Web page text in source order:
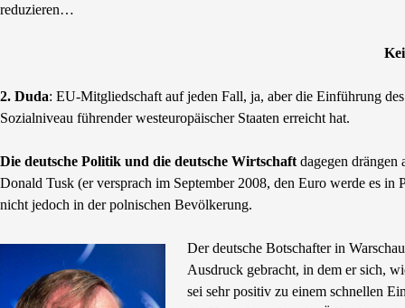
reduzieren…
2. Duda: EU-Mitgliedschaft auf jeden Fall, ja, aber die Einführung
Sozialniveau führender westeuropäischer Staaten erreicht hat.
Die deutsche Politik und die deutsche Wirtschaft dagegen drängen
Donald Tusk (er versprach im September 2008, den Euro werde es
nicht jedoch in der polnischen Bevölkerung.
Der deutsche Botschafter in
Ausdruck gebracht, in dem er sich,
sei sehr positiv zu einem schnellen